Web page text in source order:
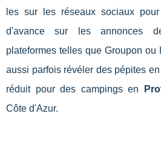
les sur les réseaux sociaux
d'avance sur les annonces
plateformes telles que Groupon ou
aussi parfois révéler des pépites
réduit pour des campings en
Côte d'Azur.